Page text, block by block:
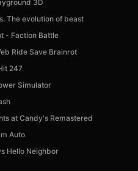
3D
The evolution of beast
- Faction Battle
Ride Save Brainrot
247
Simulator
at Candy's Remastered
Auto
Hello Neighbor